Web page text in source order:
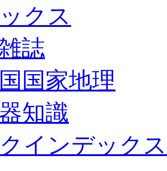
クス
誌
国家地理
知識
インデックス